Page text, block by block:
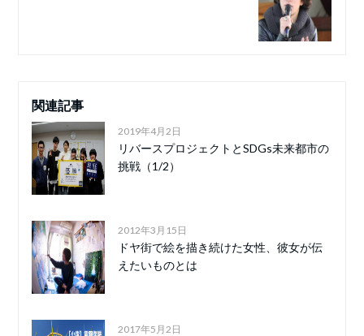
関連記事
2019年4月2日
リバースプロジェクトとSDGs未来都市の
挑戦（1/2）
2012年3月15日
ドヤ街で絵を描き続けた女性、彼女が伝
えたいものとは
2017年5月2日